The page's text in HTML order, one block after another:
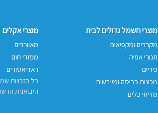
מוצרי חשמל גדולים לבית
מקררים ומקפיאים
תנורי אפיה
כיריים
מכונות כביסה ומייבשים
מדיחי כלים
מוצרי אקלים
מאווררים
מפזרי חום
ראדיאטורים
כל הזכויות
היבואנית